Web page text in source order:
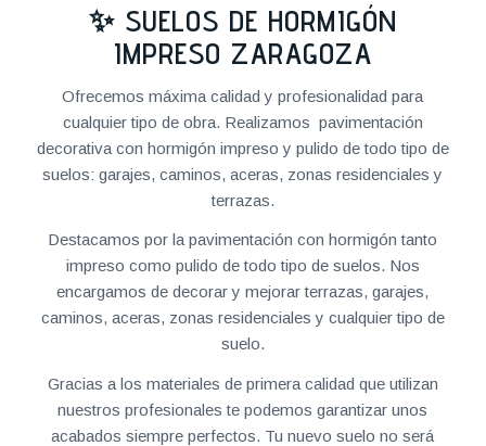
✨ SUELOS DE HORMIGÓN
IMPRESO ZARAGOZA
Ofrecemos máxima calidad y profesionalidad para
cualquier tipo de obra. Realizamos pavimentación
decorativa con hormigón impreso y pulido de todo tipo de
suelos: garajes, caminos, aceras, zonas residenciales y
terrazas.
Destacamos por la pavimentación con hormigón tanto
impreso como pulido de todo tipo de suelos. Nos
encargamos de decorar y mejorar terrazas, garajes,
caminos, aceras, zonas residenciales y cualquier tipo de
suelo.
Gracias a los materiales de primera calidad que utilizan
nuestros profesionales te podemos garantizar unos
acabados siempre perfectos. Tu nuevo suelo no será